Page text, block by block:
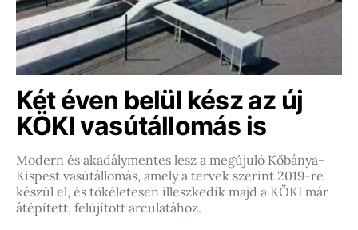
Két éven belül kész az új
KÖKI vasútállomás is
Modern és akadálymentes lesz a megújuló Kőbánya-
Kispest vasútállomás, amely a tervek szerint 2019-re
készül el, és tökéletesen illeszkedik majd a KÖKI már
átépített, felújított arculatához.